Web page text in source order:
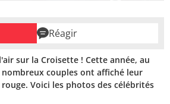
Réagir
sur la Croisette ! Cette année, au
nombreux couples ont affiché leur
Voici les photos des célébrités